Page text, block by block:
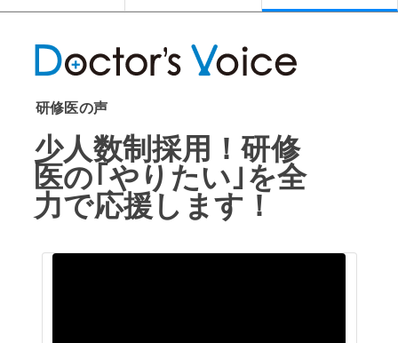
研修医の声
少人数制採用！研修
医の｢やりたい｣を全
力で応援します！